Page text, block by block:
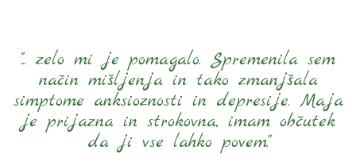
"... zelo mi je pomagalo. Spremenila sem
način mišljenja in tako zmanjšala
simptome anksioznosti in depresije. Maja
je prijazna in strokovna, imam občutek
da ji vse lahko povem."